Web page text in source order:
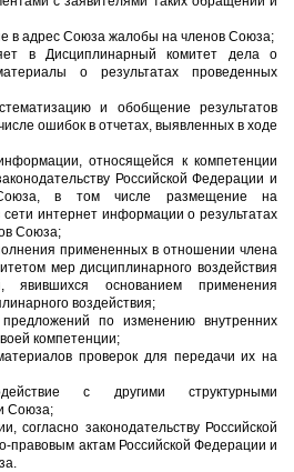
в адрес Союза жалобы на членов Союза;
в Дисциплинарный комитет дела о
о результатах проведенных
и обобщение результатов
ошибок в отчетах, выявленных в ходе
относящейся к компетенции
Российской Федерации и
Союза, в том числе размещение на
интернет информации о результатах
Союза;
примененных в отношении члена
мер дисциплинарного воздействия
явившихся основанием применения
воздействия;
предложений по изменению внутренних
компетенции;
проверок для передачи их на
с другими структурными
Союза;
согласно законодательству Российской
правовым актам Российской Федерации и